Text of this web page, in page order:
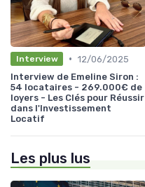
Interview • 12/06/2025
Interview de Emeline Siron :
54 locataires - 269.000€ de
loyers - Les Clés pour Réussir
dans l'Investissement
Locatif
Les plus lus